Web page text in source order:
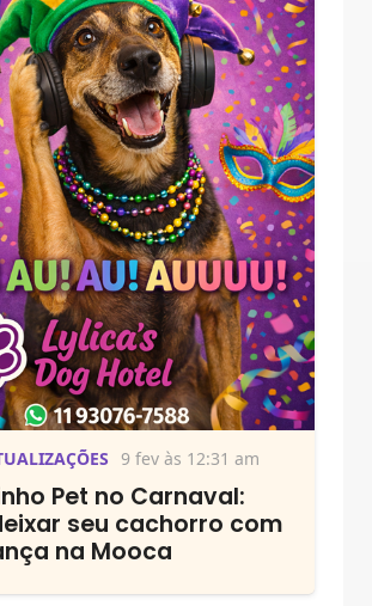
9 fev às 12:31 am
Pet no Carnaval:
seu cachorro com
na Mooca